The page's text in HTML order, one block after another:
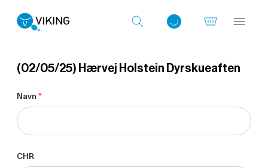
(02/05/25) Hærvej Holstein Dyrskueaften
Navn*
CHR